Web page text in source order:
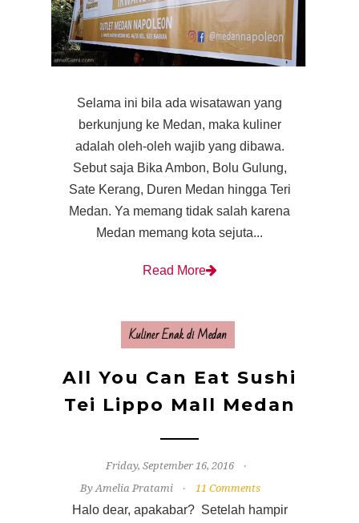
Selama ini bila ada wisatawan yang
berkunjung ke Medan, maka kuliner
adalah oleh-oleh wajib yang dibawa.
Sebut saja Bika Ambon, Bolu Gulung,
Sate Kerang, Duren Medan hingga Teri
Medan. Ya memang tidak salah karena
Medan memang kota sejuta...
Read More
Kuliner Enak di Medan
All You Can Eat Sushi
Tei Lippo Mall Medan
Friday, September 16, 2016
By Amelia Pratami
11 Comments
Halo dear, apakabar? Setelah hampir